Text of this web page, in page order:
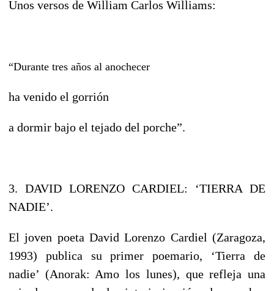
Unos versos de William Carlos Williams:
“Durante tres años al anochecer
ha venido el gorrión
a dormir bajo el tejado del porche”.
3. DAVID LORENZO CARDIEL: ‘TIERRA DE
NADIE’.
El joven poeta David Lorenzo Cardiel (Zaragoza,
1993) publica su primer poemario, ‘Tierra de
nadie’ (Anorak: Amo los lunes), que refleja una